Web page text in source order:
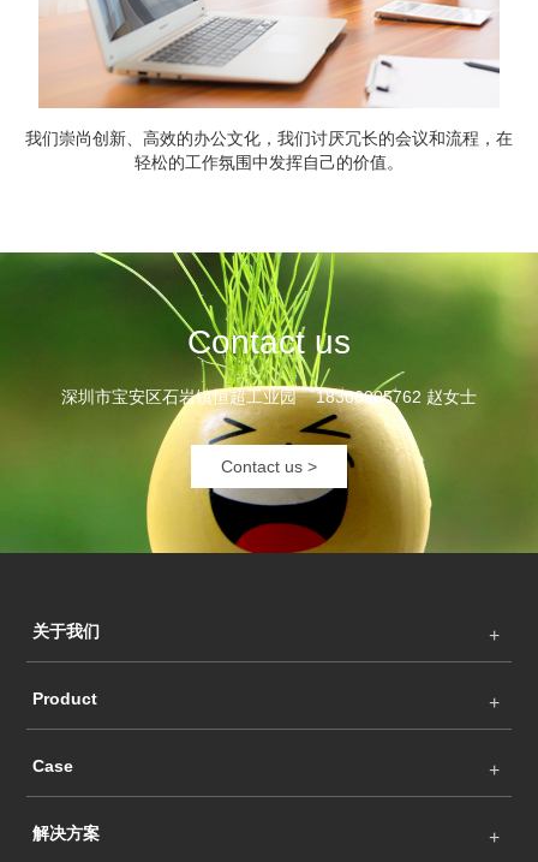
我们崇尚创新、高效的办公文化，我们讨厌冗长的会议和流程，在
轻松的工作氛围中发挥自己的价值。
Contact us
深圳市宝安区石岩镇恒超工业园 18300005762 赵女士
Contact us >
关于我们
Product
Case
解决方案